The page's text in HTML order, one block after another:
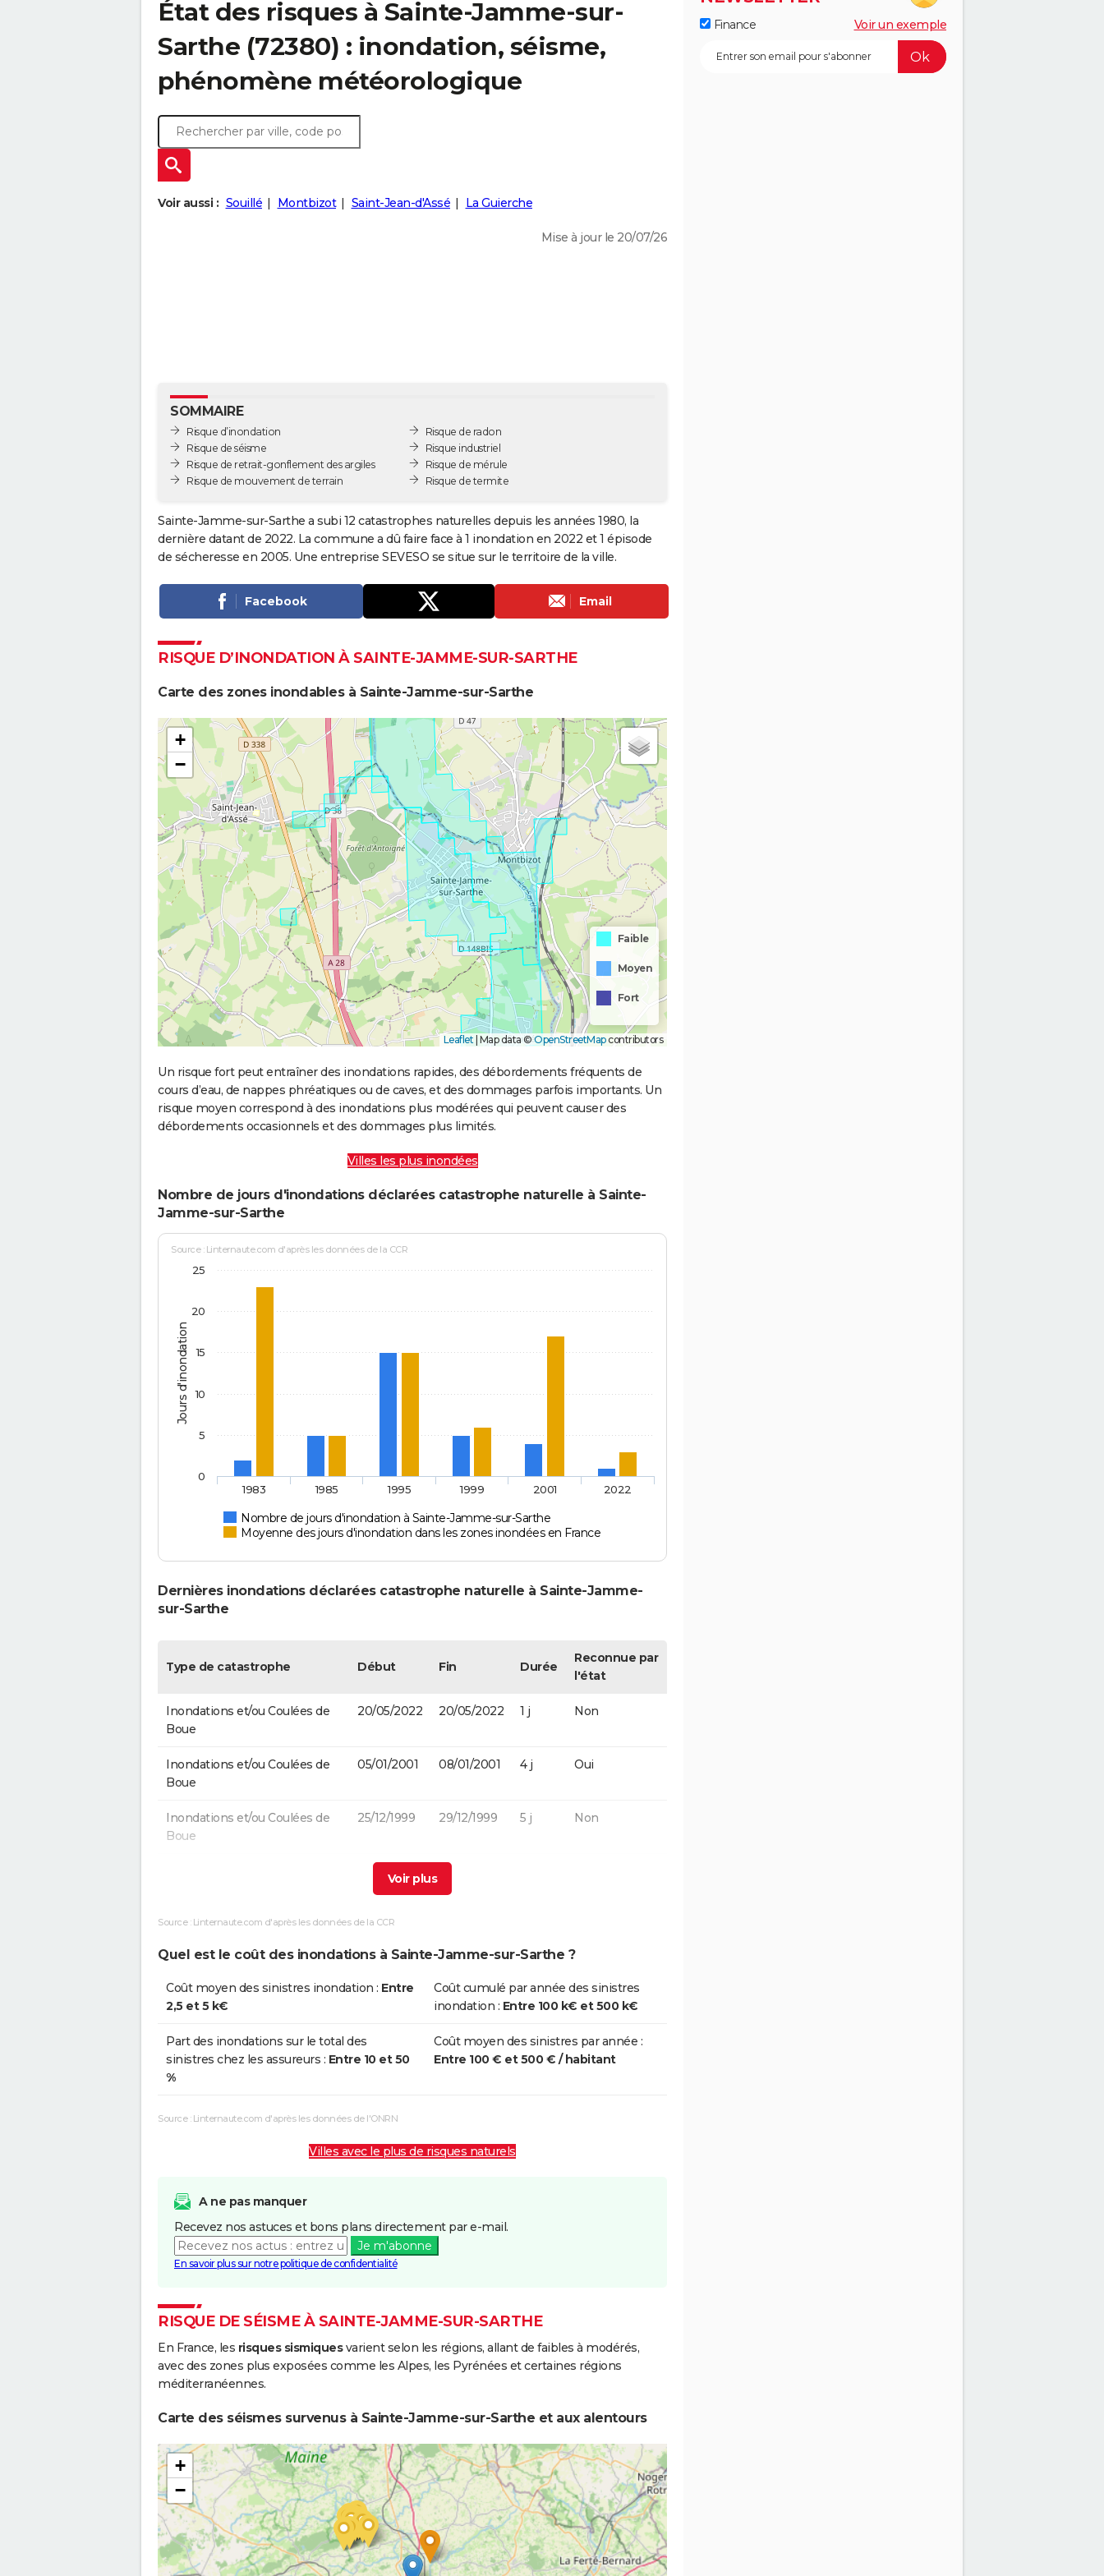
État des risques à Sainte-Jamme-sur-
Sarthe (72380) : inondation, séisme,
phénomène météorologique
Voir aussi : Souillé Montbizot Saint-Jean-d'Assé La Guierche
Mise à jour le 20/07/26
SOMMAIRE
Risque d’inondation
Risque de séisme
Risque de retrait-gonflement des argiles
Risque de mouvement de terrain
Risque de radon
Risque industriel
Risque de mérule
Risque de termite
Sainte-Jamme-sur-Sarthe a subi 12 catastrophes naturelles depuis les années 1980, la
dernière datant de 2022. La commune a dû faire face à 1 inondation en 2022 et 1 épisode
de sécheresse en 2005. Une entreprise SEVESO se situe sur le territoire de la ville.
Facebook Email
RISQUE D’INONDATION À SAINTE-JAMME-SUR-SARTHE
Carte des zones inondables à Sainte-Jamme-sur-Sarthe
+
−
Faible
Moyen
Fort
Leaflet Map data ©OpenStreetMapcontributors
Un risque fort peut entraîner des inondations rapides, des débordements fréquents de
cours d’eau, de nappes phréatiques ou de caves, et des dommages parfois importants. Un
risque moyen correspond à des inondations plus modérées qui peuvent causer des
débordements occasionnels et des dommages plus limités.
Villes les plus inondées
Nombre de jours d'inondations déclarées catastrophe naturelle à Sainte-
Jamme-sur-Sarthe
Jours d'inondation
Source : Linternaute.com d'après les données de la CCR
Nombre de jours d'inondation à Sainte-Jamme-sur-Sarthe
Moyenne des jours d'inondation dans les zones inondées en France
1983 1985 1995 1999 2001 2022
0
5
10
15
20
25
Dernières inondations déclarées catastrophe naturelle à Sainte-Jamme-
sur-Sarthe
Type de catastrophe Début Fin Durée
Reconnue par
l'état
Inondations et/ou Coulées de
Boue
20/05/2022 20/05/2022 1 j Non
Inondations et/ou Coulées de
Boue
05/01/2001 08/01/2001 4 j Oui
Inondations et/ou Coulées de
Boue
25/12/1999 29/12/1999 5 j Non
17/01/1995 31/01/1995
Inondations et/ou Coulées de
14/08/1985
Boue
Boue
Inondations et/ou Coulées de
Source : Linternaute.com d'après les données de la CCR
Quel est le coût des inondations à Sainte-Jamme-sur-Sarthe ?
Coût moyen des sinistres inondation : Entre
2,5 et 5 k€
Coût cumulé par année des sinistres
inondation : Entre 100 k€ et 500 k€
Part des inondations sur le total des
sinistres chez les assureurs : Entre 10 et 50
%
Coût moyen des sinistres par année :
Entre 100 € et 500 € / habitant
Source : Linternaute.com d'après les données de l'ONRN
Villes avec le plus de risques naturels
A ne pas manquer
Recevez nos astuces et bons plans directement par e-mail.
Je m'abonne
En savoir plus sur notre politique de confidentialité
RISQUE DE SÉISME À SAINTE-JAMME-SUR-SARTHE
En France, les risques sismiquesvarient selon les régions, allant de faibles à modérés,
avec des zones plus exposées comme les Alpes, les Pyrénées et certaines régions
méditerranéennes.
Carte des séismes survenus à Sainte-Jamme-sur-Sarthe et aux alentours
+
−
Finance Voir un exemple